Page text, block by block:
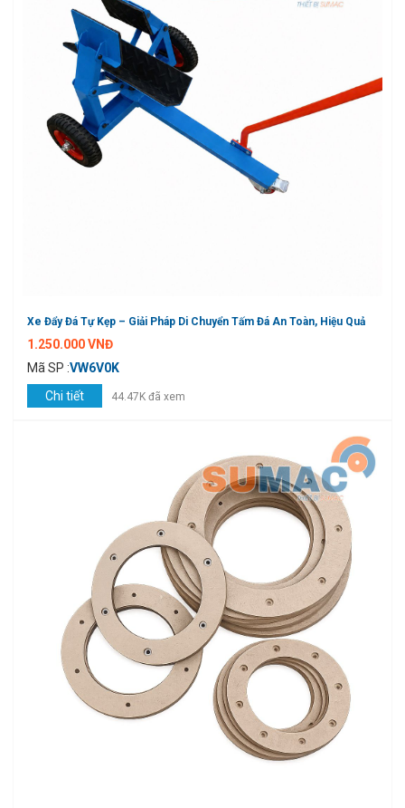
Xe Đẩy Đá Tự Kẹp – Giải Pháp Di Chuyển Tấm Đá An Toàn, Hiệu Quả
1.250.000 VNĐ
Mã SP :VW6V0K
Chi tiết
44.47K đã xem